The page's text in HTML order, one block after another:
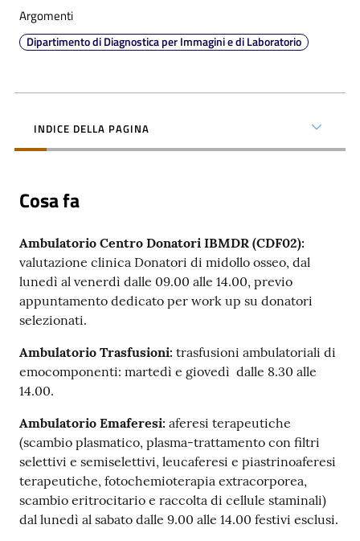
d
i
S
e
r
v
z
i
P
a
r
i
t
à
Argomenti
Dipartimento di Diagnostica per Immagini e di Laboratorio
INDICE DELLA PAGINA
Cosa fa
Ambulatorio Centro Donatori IBMDR (CDF02):
valutazione clinica Donatori di midollo osseo, dal
lunedì al venerdì dalle 09.00 alle 14.00, previo
appuntamento dedicato per work up su donatori
selezionati.
Ambulatorio Trasfusioni: trasfusioni ambulatoriali di
emocomponenti: martedì e giovedì dalle 8.30 alle
14.00.
Ambulatorio Emaferesi: aferesi terapeutiche
(scambio plasmatico, plasma-trattamento con filtri
selettivi e semiselettivi, leucaferesi e piastrinoaferesi
terapeutiche, fotochemioterapia extracorporea,
scambio eritrocitario e raccolta di cellule staminali)
dal lunedì al sabato dalle 9.00 alle 14.00 festivi esclusi.